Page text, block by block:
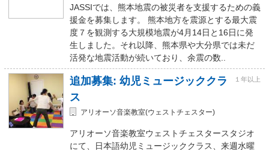
JASSIでは、熊本地震の被災者を支援するための義
援金を募集します。 熊本地方を震源とする最大震
度７を観測する大規模地震が4月14日と16日に発
生しました。それ以降、熊本県や大分県では未だ
活発な地震活動が続いており、余震の数..
追加募集: 幼児ミュージッククラ
ス
１年以上
アリオーソ音楽教室(ウェストチェスター)
アリオーソ音楽教室ウェストチェスタースタジオ
にて、日本語幼児ミュージッククラス、来週水曜